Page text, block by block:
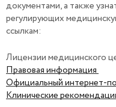
документами, а также
регулирующих
ссылкам:
Лицензии медицинского
Правовая информация
Официальный интернет-
Клинические